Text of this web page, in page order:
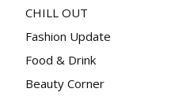
CHILL OUT
Fashion Update
Food & Drink
Beauty Corner